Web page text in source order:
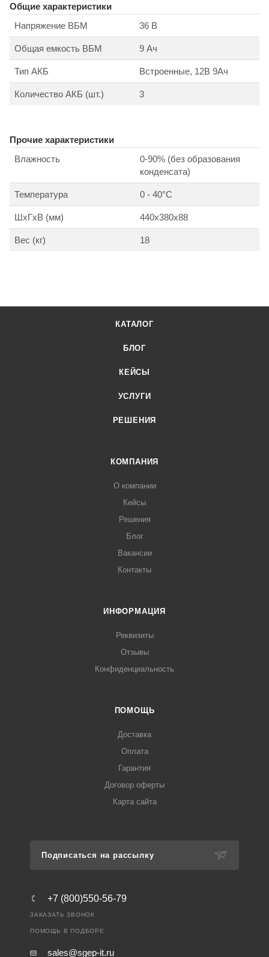
Общие характеристики
Напряжение ВБМ
36 В
Общая емкость ВБМ 9 Ач
Тип АКБ Встроенные, 12В 9Ач
Количество АКБ (шт.) 3
Прочие характеристики
Влажность
0-90% (без образования
конденсата)
Температура 0 - 40°С
ШхГхВ (мм) 440х380х88
Вес (кг) 18
КАТАЛОГ
БЛОГ
КЕЙСЫ
УСЛУГИ
РЕШЕНИЯ
КОМПАНИЯ
О компании
Кейсы
Решения
Блог
Вакансии
Контакты
ИНФОРМАЦИЯ
Реквизиты
Отзывы
Конфиденциальность
ПОМОЩЬ
Доставка
Оплата
Гарантия
Договор оферты
Карта сайта
Подписаться на рассылку
+7 (800)550-56-79
ЗАКАЗАТЬ ЗВОНОК
ПОМОЩЬ В ПОДБОРЕ
sales@sgep-it.ru